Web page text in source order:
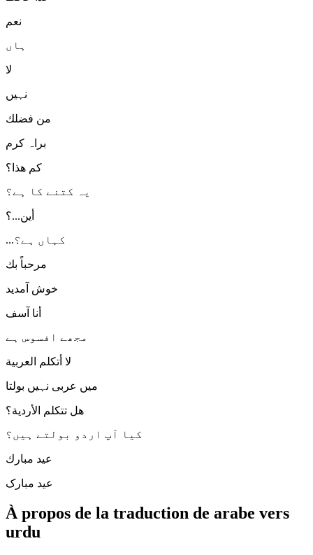
نعم
ہاں
لا
نہیں
من فضلك
براہ کرم
كم هذا؟
یہ کتنے کا ہے؟
أين...؟
...کہاں ہے؟
مرحباً بك
خوش آمدید
أنا آسف
مجھے افسوس ہے
لا أتكلم العربية
میں عربی نہیں بولتا
هل تتكلم الأردية؟
کیا آپ اردو بولتے ہیں؟
عيد مبارك
عید مبارک
À propos de la traduction de arabe vers
urdu